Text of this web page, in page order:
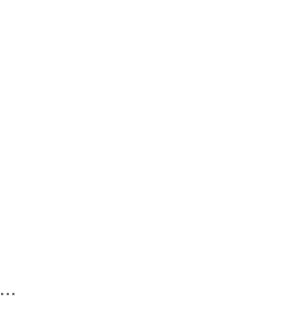
JRシステム、宿泊施設向け送客通知端末を大